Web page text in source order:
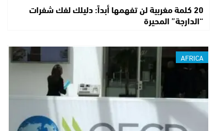
20 كلمة مغربية لن تفهمها أبداً: دليلك لفك شفرات
“الدارجة” المحيرة
AFRICA